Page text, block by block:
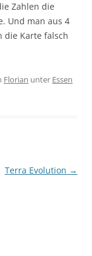
Zahlen die
Und man aus 4
die Karte falsch
Florian unter Essen
Terra Evolution →